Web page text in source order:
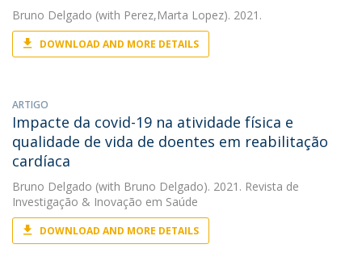
Bruno Delgado (with Perez,Marta Lopez). 2021.
DOWNLOAD AND MORE DETAILS
ARTIGO
Impacte da covid-19 na atividade física e
qualidade de vida de doentes em reabilitação
cardíaca
Bruno Delgado (with Bruno Delgado). 2021. Revista de
Investigação & Inovação em Saúde
DOWNLOAD AND MORE DETAILS